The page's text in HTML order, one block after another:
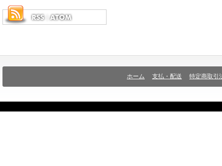
ホーム 支払・配送 特定商取引